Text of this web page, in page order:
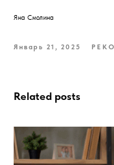
Яна Смолина
Январь 21, 2025
Related posts